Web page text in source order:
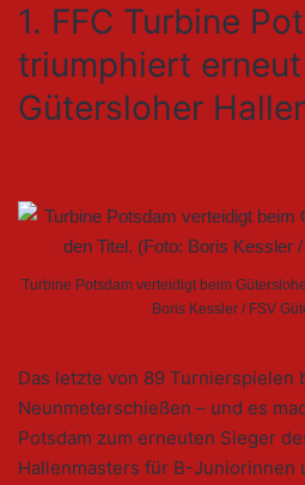
1. FFC Turbine
triumphiert
Gütersloher
Turbine Potsdam verteidigt beim
Boris Kessler / FSV
Das letzte von 89 Turnierspielen
Neunmeterschießen – und es
Potsdam zum erneuten Sieger
Hallenmasters für B-Juniorinnen